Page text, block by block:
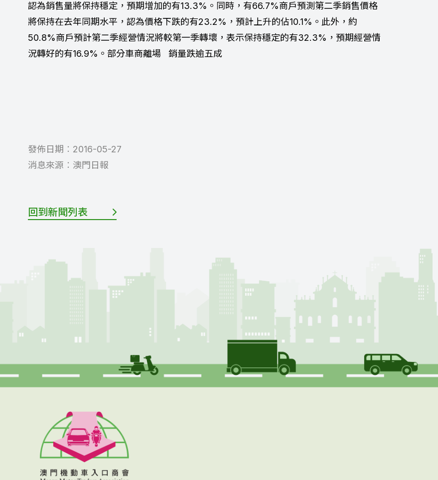
認為銷售量將保持穩定，預期增加的有13.3%。同時，有66.7%商戶預測第二季銷售價格
將保持在去年同期水平，認為價格下跌的有23.2%，預計上升的佔10.1%。此外，約
50.8%商戶預計第二季經營情況將較第一季轉壞，表示保持穩定的有32.3%，預期經營情
況轉好的有16.9%。部分車商離場 銷量跌逾五成
發佈日期︰ 2016-05-27
消息來源︰ 澳門日報
回到新聞列表